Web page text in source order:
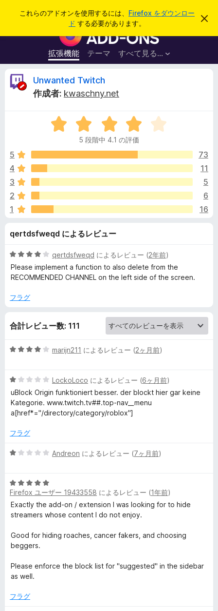
これらのアドオンを使用するには、 Firefox をダウンロー
ド する必要があります。
こ
を
F
i
r
e
x
ラ
ウ
ザ
ー
ド
オ
ン
拡張機能 テーマ すべて見る...
ログイン
U
a
n
t
e
d
T
i
t
h
の
ビ
ュ
ー
Unwanted Twitch
作成者: kwaschny.net
5
段
中
.
の
価
5 段階中 4.1 の評価
5
73
4
11
3
5
2
6
1
16
qertdsfweqd によるレビュー
5
段
階
4
価
qertdsfweqd によるレビュー (2年前)
Please implement a function to also delete from the
RECOMMENDED CHANNEL on the left side of the screen.
フラグ
合計レビュー数: 111
5
中
4
の
評
marijn211 によるレビュー (2ヶ月前)
5
段
階
中
の
価
LockoLoco によるレビュー (6ヶ月前)
uBlock Origin funktioniert besser. der blockt hier gar keine
Kategorie. www.twitch.tv##.top-nav__menu
a[href*="/directory/category/roblox"]
フラグ
5
中
1
の
評
Andreon によるレビュー (7ヶ月前)
5
段
階
中
の
評
Firefox ユーザー 19433558 によるレビュー (1年前)
Exactly the add-on / extension I was looking for to hide
streamers whose content I do not enjoy.
Good for hiding roaches, cancer fakers, and choosing
beggers.
Please enforce the block list for "suggested" in the sidebar
as well.
フラグ